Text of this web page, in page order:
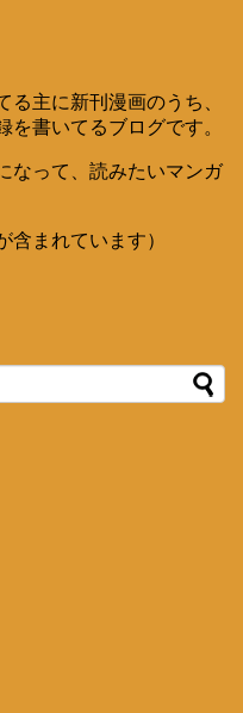
主に新刊漫画のうち、
書いてるブログです。
なって、読みたいマンガ
含まれています）